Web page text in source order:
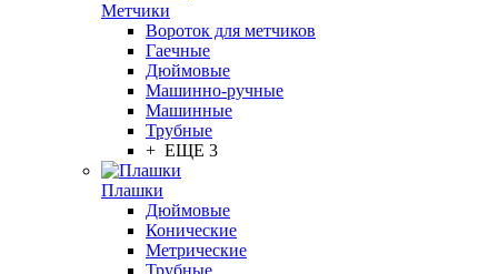
Метчики
Вороток для метчиков
Гаечные
Дюймовые
Машинно-ручные
Машинные
Трубные
+ ЕЩЕ 3
Плашки
Дюймовые
Конические
Метрические
Трубные